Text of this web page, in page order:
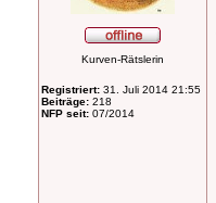
Kurven-Rätslerin
Registriert: 31. Juli 2014 21:55
Beiträge: 218
NFP seit: 07/2014